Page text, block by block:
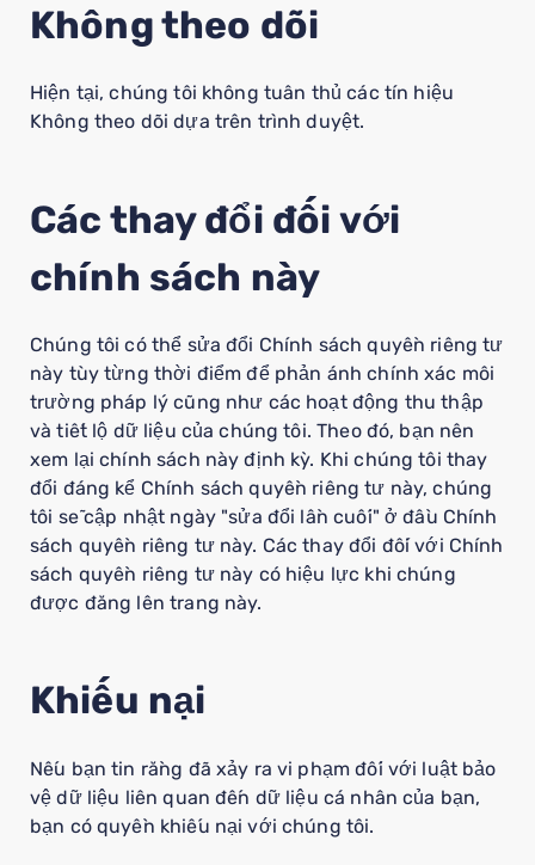
Không theo dõi
Hiện tại, chúng tôi không tuân thủ các tín hiệu
Không theo dõi dựa trên trình duyệt.
Các thay đổi đối với
chính sách này
Chúng tôi có thể sửa đổi Chính sách quyền riêng tư
này tùy từng thời điểm để phản ánh chính xác môi
trường pháp lý cũng như các hoạt động thu thập
và tiết lộ dữ liệu của chúng tôi. Theo đó, bạn nên
xem lại chính sách này định kỳ. Khi chúng tôi thay
đổi đáng kể Chính sách quyền riêng tư này, chúng
tôi sẽ cập nhật ngày "sửa đổi lần cuối" ở đầu Chính
sách quyền riêng tư này. Các thay đổi đối với Chính
sách quyền riêng tư này có hiệu lực khi chúng
được đăng lên trang này.
Khiếu nại
Nếu bạn tin rằng đã xảy ra vi phạm đối với luật bảo
vệ dữ liệu liên quan đến dữ liệu cá nhân của bạn,
bạn có quyền khiếu nại với chúng tôi.